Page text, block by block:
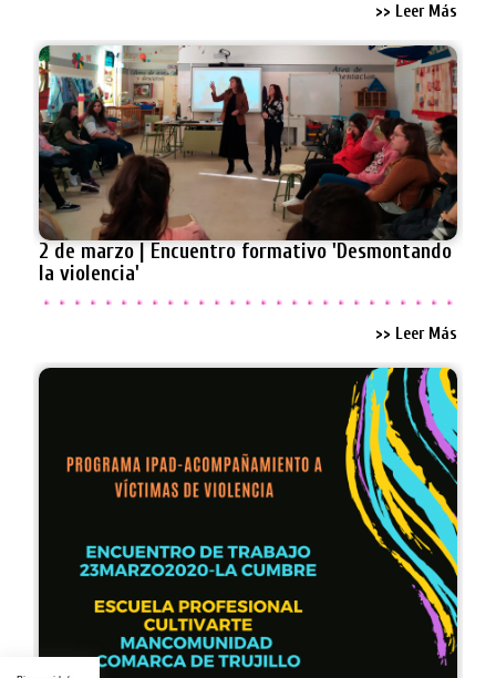
>> Leer Más
2 de marzo | Encuentro formativo 'Desmontando
la violencia'
>> Leer Más